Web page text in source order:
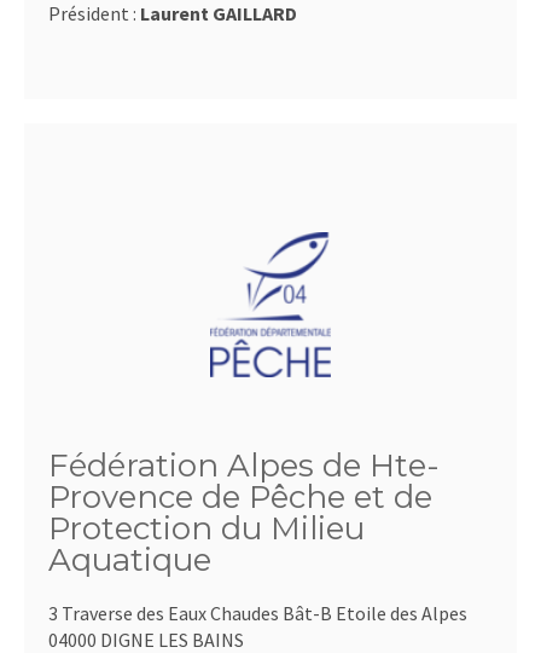
Président : Laurent GAILLARD
Fédération Alpes de Hte-
Provence de Pêche et de
Protection du Milieu
Aquatique
3 Traverse des Eaux Chaudes Bât-B Etoile des Alpes
04000 DIGNE LES BAINS